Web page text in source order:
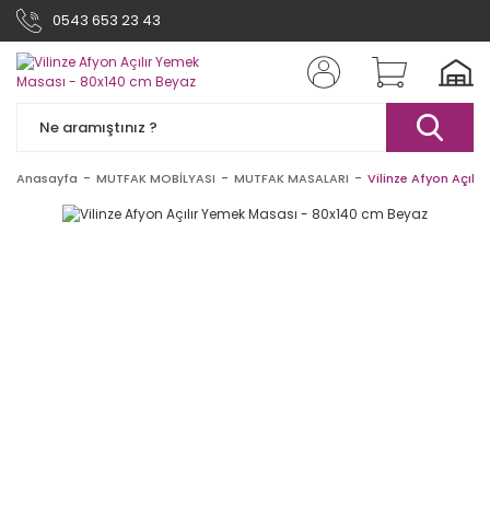
0543 653 23 43
Anasayfa MUTFAK MOBİLYASI MUTFAK MASALARI Vilinze Afyon Açılır